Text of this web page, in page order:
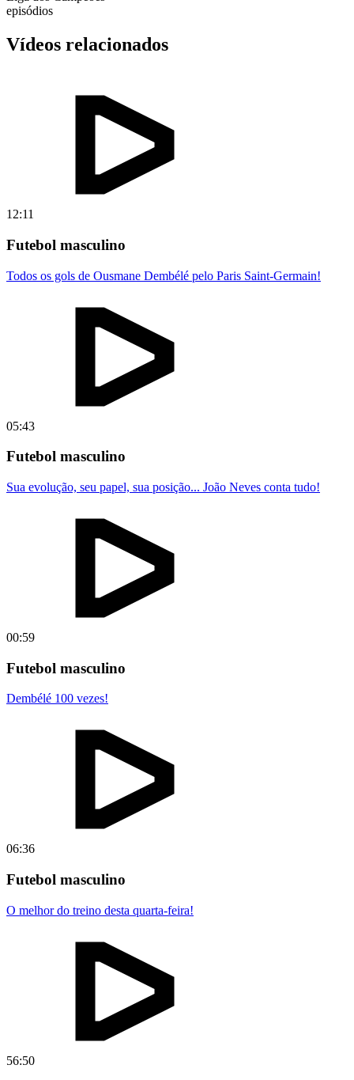
episódios
Vídeos relacionados
12:11
Futebol masculino
Todos os gols de Ousmane Dembélé pelo Paris Saint-Germain!
05:43
Futebol masculino
Sua evolução, seu papel, sua posição... João Neves conta tudo!
00:59
Futebol masculino
Dembélé 100 vezes!
06:36
Futebol masculino
O melhor do treino desta quarta-feira!
56:50